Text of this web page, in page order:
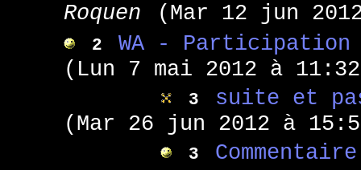
Roquen
(Mar 12 jun
2
WA - Participation
(Lun 7 mai 2012 à
3
suite et
(Mar 26 jun 2012 à
3